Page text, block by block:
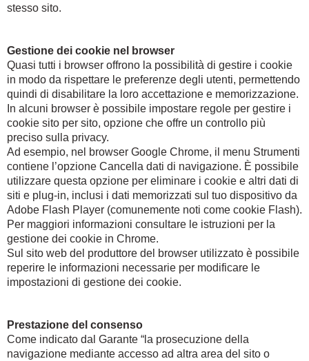
stesso sito.
Gestione dei cookie nel browser
Quasi tutti i browser offrono la possibilità di gestire i cookie
in modo da rispettare le preferenze degli utenti, permettendo
quindi di disabilitare la loro accettazione e memorizzazione.
In alcuni browser è possibile impostare regole per gestire i
cookie sito per sito, opzione che offre un controllo più
preciso sulla privacy.
Ad esempio, nel browser Google Chrome, il menu Strumenti
contiene l’opzione Cancella dati di navigazione. È possibile
utilizzare questa opzione per eliminare i cookie e altri dati di
siti e plug-in, inclusi i dati memorizzati sul tuo dispositivo da
Adobe Flash Player (comunemente noti come cookie Flash).
Per maggiori informazioni consultare le istruzioni per la
gestione dei cookie in Chrome.
Sul sito web del produttore del browser utilizzato è possibile
reperire le informazioni necessarie per modificare le
impostazioni di gestione dei cookie.
Prestazione del consenso
Come indicato dal Garante “la prosecuzione della
navigazione mediante accesso ad altra area del sito o